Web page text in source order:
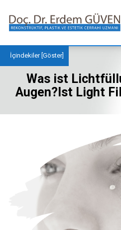
Was ist
Augen?Ist Light
İçindekiler [ Göster]